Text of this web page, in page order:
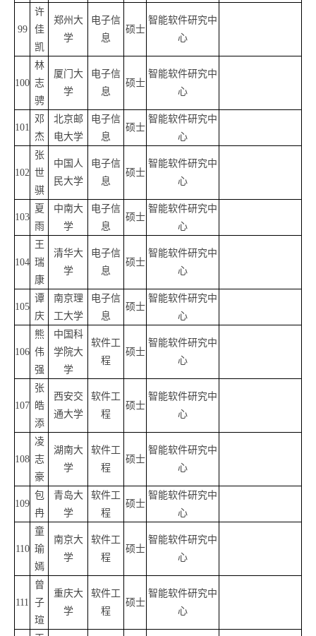
99
许
佳
凯
郑州大
学
电子信
息
硕士
智能软件研究中
心
100
林
志
骋
厦门大
学
电子信
息
硕士
智能软件研究中
心
101
邓
杰
北京邮
电大学
电子信
息
硕士
智能软件研究中
心
102
张
世
骐
中国人
民大学
电子信
息
硕士
智能软件研究中
心
103
夏
雨
中南大
学
电子信
息
硕士
智能软件研究中
心
104
王
瑞
康
清华大
学
电子信
息
硕士
智能软件研究中
心
105
谭
庆
南京理
工大学
电子信
息
硕士
智能软件研究中
心
106
熊
伟
强
中国科
学院大
学
软件工
程
硕士
智能软件研究中
心
107
张
皓
添
西安交
通大学
软件工
程
硕士
智能软件研究中
心
108
凌
志
豪
湖南大
学
软件工
程
硕士
智能软件研究中
心
109
包
冉
青岛大
学
软件工
程
硕士
智能软件研究中
心
110
童
瑜
嫣
南京大
学
软件工
程
硕士
智能软件研究中
心
111
曾
子
瑄
重庆大
学
软件工
程
硕士
智能软件研究中
心